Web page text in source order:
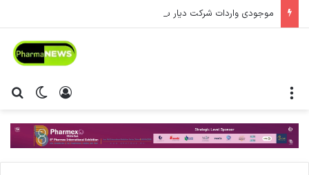
موجودی واردات شرکت دیار سلامت جاویدان
تغییر ورود